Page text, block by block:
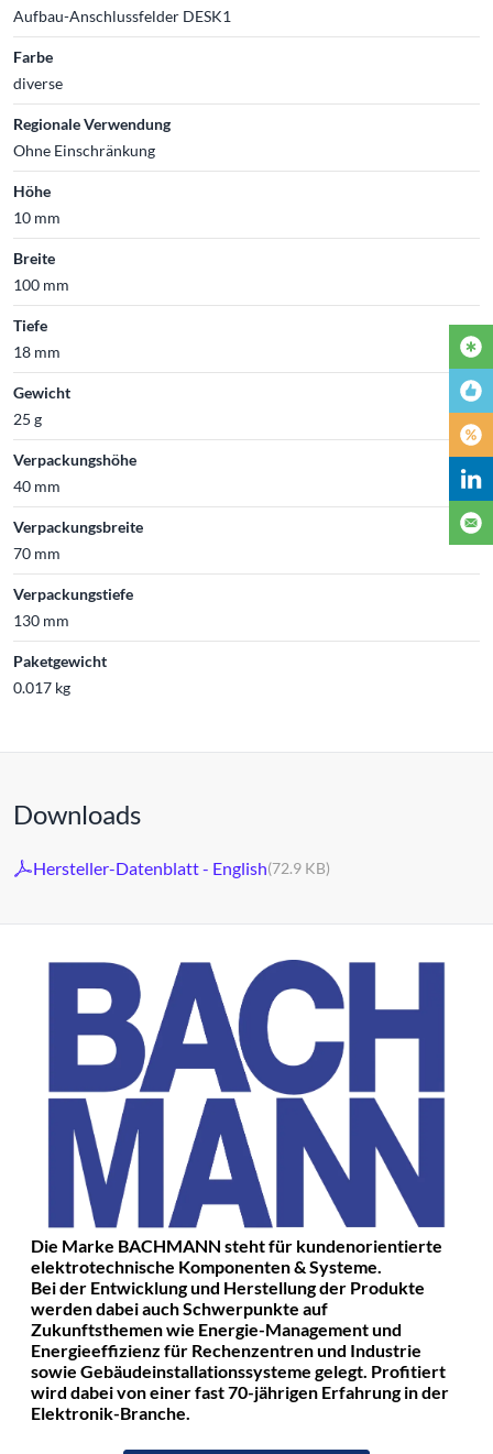
Aufbau-Anschlussfelder DESK1
Farbe
diverse
Regionale Verwendung
Ohne Einschränkung
Höhe
10 mm
Breite
100 mm
Tiefe
18 mm
Gewicht
25 g
Verpackungshöhe
40 mm
Verpackungsbreite
70 mm
Verpackungstiefe
130 mm
Paketgewicht
0.017 kg
Downloads
Hersteller-Datenblatt - English(72.9 KB)
Die Marke BACHMANN steht für kundenorientierte
elektrotechnische Komponenten & Systeme.
Bei der Entwicklung und Herstellung der Produkte
werden dabei auch Schwerpunkte auf
Zukunftsthemen wie Energie-Management und
Energieeffizienz für Rechenzentren und Industrie
sowie Gebäudeinstallationssysteme gelegt. Profitiert
wird dabei von einer fast 70-jährigen Erfahrung in der
Elektronik-Branche.